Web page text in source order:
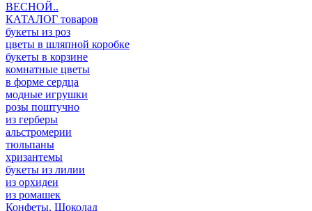
ВЕСНОЙ..
КАТАЛОГ товаров
букеты из роз
цветы в шляпной коробке
букеты в корзине
комнатные цветы
в форме сердца
модные игрушки
розы поштучно
из герберы
альстромерии
тюльпаны
хризантемы
букеты из лилии
из орхидеи
из ромашек
Конфеты, Шоколад